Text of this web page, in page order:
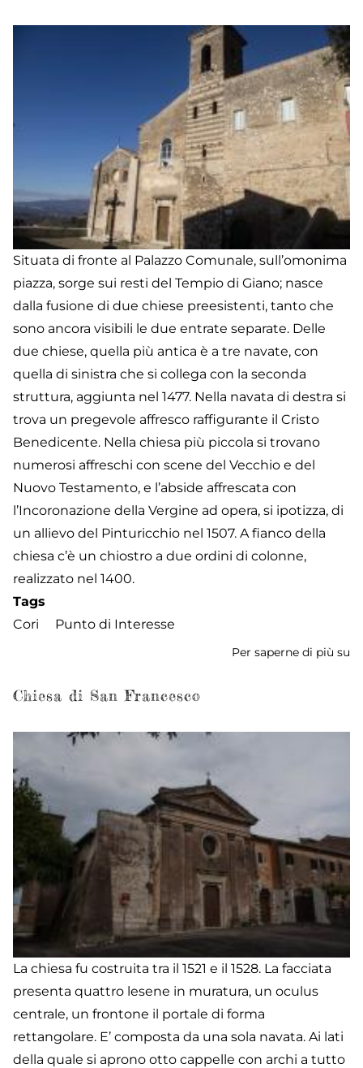
Situata di fronte al Palazzo Comunale, sull’omonima
piazza, sorge sui resti del Tempio di Giano; nasce
dalla fusione di due chiese preesistenti, tanto che
sono ancora visibili le due entrate separate. Delle
due chiese, quella più antica è a tre navate, con
quella di sinistra che si collega con la seconda
struttura, aggiunta nel 1477. Nella navata di destra si
trova un pregevole affresco raffigurante il Cristo
Benedicente. Nella chiesa più piccola si trovano
numerosi affreschi con scene del Vecchio e del
Nuovo Testamento, e l’abside affrescata con
l’Incoronazione della Vergine ad opera, si ipotizza, di
un allievo del Pinturicchio nel 1507. A fianco della
chiesa c’è un chiostro a due ordini di colonne,
realizzato nel 1400.
Tags
Cori
Punto di Interesse
Per saperne di più su
Chiesa di San Francesco
La chiesa fu costruita tra il 1521 e il 1528. La facciata
presenta quattro lesene in muratura, un oculus
centrale, un frontone il portale di forma
rettangolare. E’ composta da una sola navata. Ai lati
della quale si aprono otto cappelle con archi a tutto